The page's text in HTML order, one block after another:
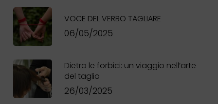
Nessun prodotto
nel carrello.
VOCE DEL VERBO TAGLIARE
06/05/2025
Dietro le forbici: un viaggio nell’arte
del taglio
26/03/2025